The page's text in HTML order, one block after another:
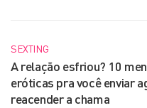
SEXTING
A relação esfriou? 10
eróticas pra você enviar
reacender a chama